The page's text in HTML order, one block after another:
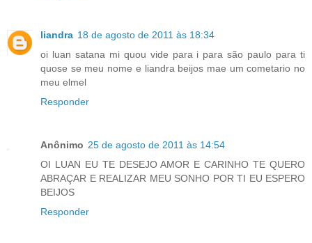
liandra 18 de agosto de 2011 às 18:34
oi luan satana mi quou vide para i para são paulo para ti
quose se meu nome e liandra beijos mae um cometario no
meu elmel
Responder
Anônimo 25 de agosto de 2011 às 14:54
OI LUAN EU TE DESEJO AMOR E CARINHO TE QUERO
ABRAÇAR E REALIZAR MEU SONHO POR TI EU ESPERO
BEIJOS
Responder